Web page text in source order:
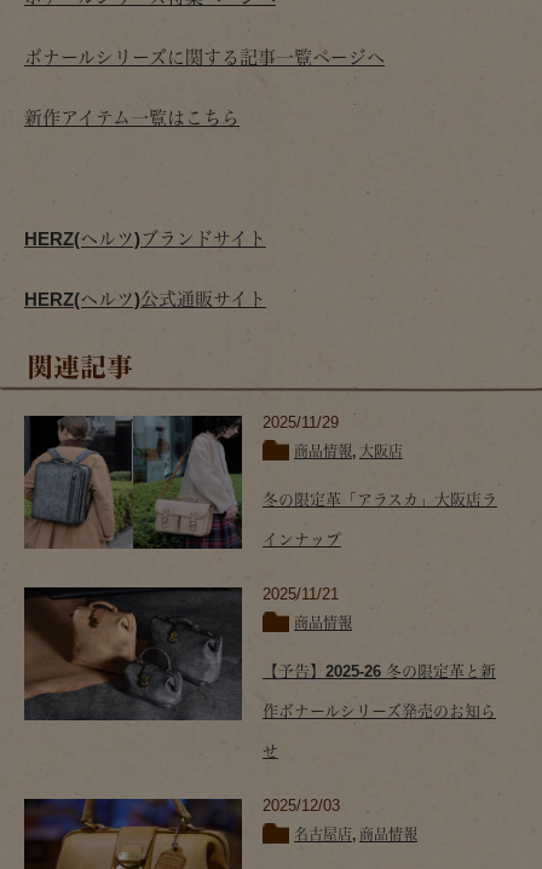
ボナールシリーズに関する記事一覧ページへ
新作アイテム一覧はこちら
HERZ(ヘルツ)ブランドサイト
HERZ(ヘルツ)公式通販サイト
関連記事
2025/11/29
商品情報, 大阪店
冬の限定革「アラスカ」大阪店ラ
インナップ
2025/11/21
商品情報
【予告】2025-26 冬の限定革と新
作ボナールシリーズ発売のお知ら
せ
2025/12/03
名古屋店, 商品情報